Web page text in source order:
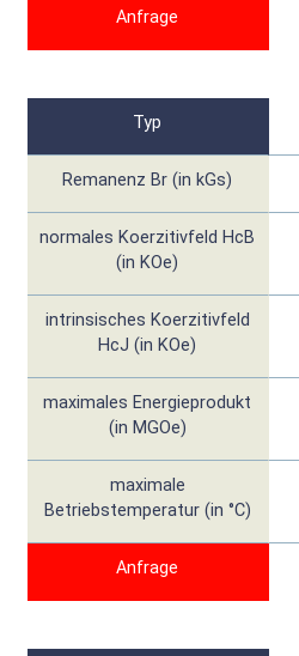
Anfrage
Typ
Remanenz Br (in kGs)
normales Koerzitivfeld HcB
(in KOe)
intrinsisches Koerzitivfeld
HcJ (in KOe)
maximales Energieprodukt
(in MGOe)
maximale
Betriebstemperatur (in °C)
Anfrage